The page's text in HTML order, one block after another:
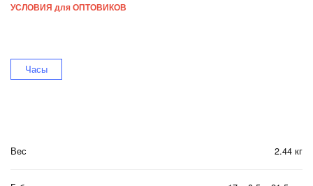
УСЛОВИЯ для ОПТОВИКОВ
Часы
Вес 2.44 кг